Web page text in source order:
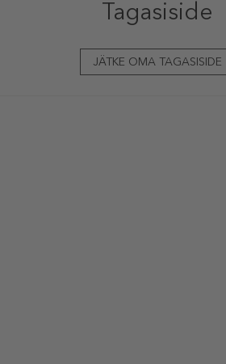
Tagasiside
JÄTKE OMA TAGASISIDE